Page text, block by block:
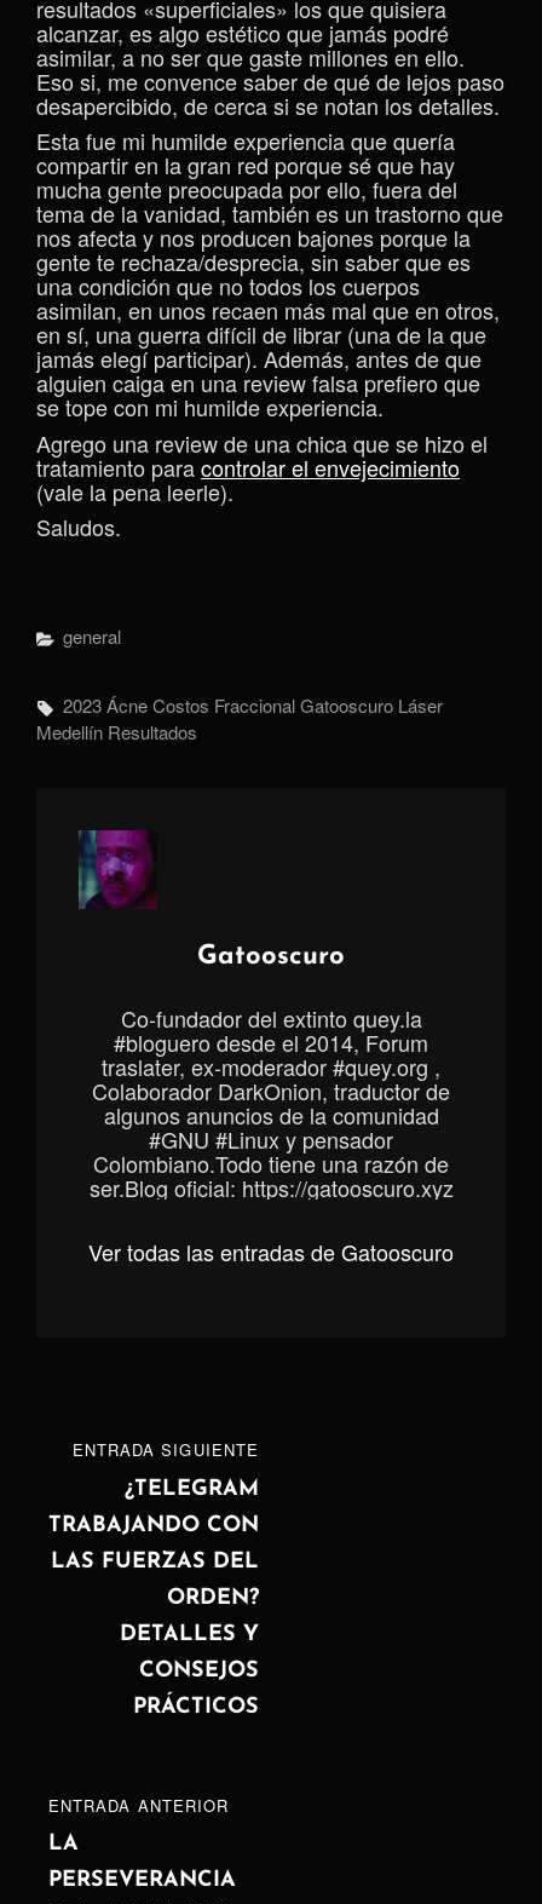
resultados «superficiales» los que quisiera
alcanzar, es algo estético que jamás podré
asimilar, a no ser que gaste millones en ello.
Eso si, me convence saber de qué de lejos paso
desapercibido, de cerca si se notan los detalles.
Esta fue mi humilde experiencia que quería
compartir en la gran red porque sé que hay
mucha gente preocupada por ello, fuera del
tema de la vanidad, también es un trastorno que
nos afecta y nos producen bajones porque la
gente te rechaza/desprecia, sin saber que es
una condición que no todos los cuerpos
asimilan, en unos recaen más mal que en otros,
en sí, una guerra difícil de librar (una de la que
jamás elegí participar). Además, antes de que
alguien caiga en una review falsa prefiero que
se tope con mi humilde experiencia.
Agrego una review de una chica que se hizo el
tratamiento paracontrolar el envejecimiento
(vale la pena leerle).
Saludos.
Categorías
General
Etiquetas,
2023ÁcneCostos FraccionalGatooscuro Láser
Medellín Resultados
Autor:
Gatooscuro
Co-fundador del extinto quey.la
#bloguero desde el 2014, Forum
traslater, ex-moderador #quey.org ,
Colaborador DarkOnion, traductor de
algunos anuncios de la comunidad
#GNU #Linux y pensador
Colombiano.Todo tiene una razón de
ser.Blog oficial: https://gatooscuro.xyz
Ver todas las entradas de Gatooscuro
Navegación
entradas
ENTRADA
ANTERIOR
ENTRADA ANTERIOR
LA
PERSEVERANCIA
ENTRADA
SIGUIENTE
ENTRADA SIGUIENTE
¿TELEGRAM
TRABAJANDO CON
LAS FUERZAS DEL
ORDEN?
DETALLES Y
CONSEJOS
PRÁCTICOS